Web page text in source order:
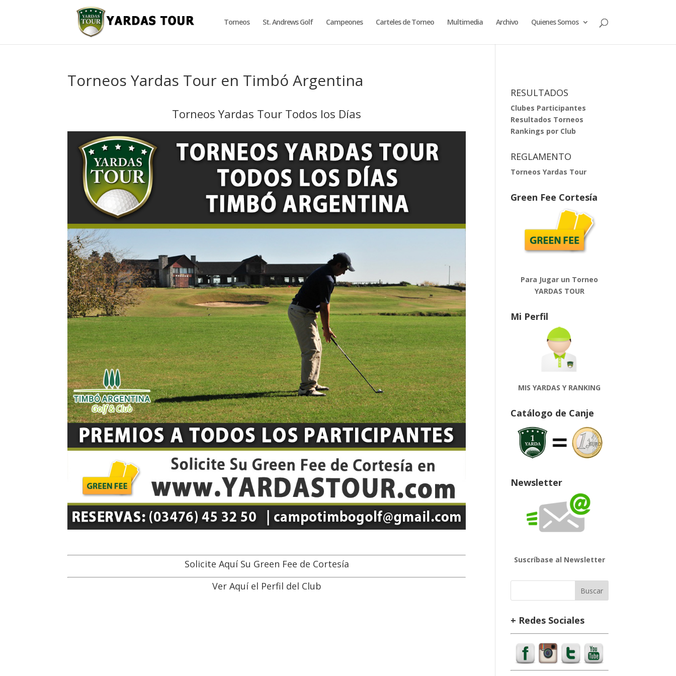
Torneos St. Andrews Golf Campeones Carteles de Torneo Multimedia Archivo Quienes Somos
Torneos Yardas Tour en Timbó Argentina
Torneos Yardas Tour Todos los Días
Solicite Aquí Su Green Fee de Cortesía
Ver Aquí el Perfil del Club
RESULTADOS
Clubes Participantes
Resultados Torneos
Rankings por Club
REGLAMENTO
Torneos Yardas Tour
Green Fee Cortesía
Para Jugar un Torneo
YARDAS TOUR
Mi Perfil
MIS YARDAS Y RANKING
Catálogo de Canje
Newsletter
Suscríbase al Newsletter
+ Redes Sociales